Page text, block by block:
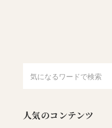
人気のコンテンツ